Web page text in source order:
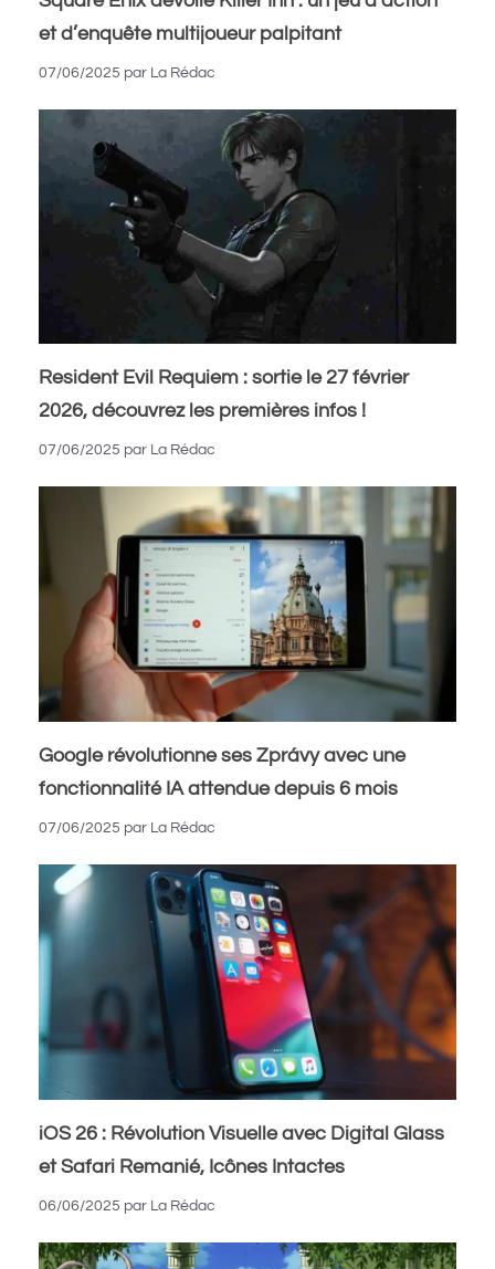
et d’enquête multijoueur palpitant
07/06/2025 par La Rédac
Resident Evil Requiem : sortie le 27 février
2026, découvrez les premières infos !
07/06/2025 par La Rédac
Google révolutionne ses Zprávy avec une
fonctionnalité IA attendue depuis 6 mois
07/06/2025 par La Rédac
iOS 26 : Révolution Visuelle avec Digital Glass
et Safari Remanié, Icônes Intactes
06/06/2025 par La Rédac